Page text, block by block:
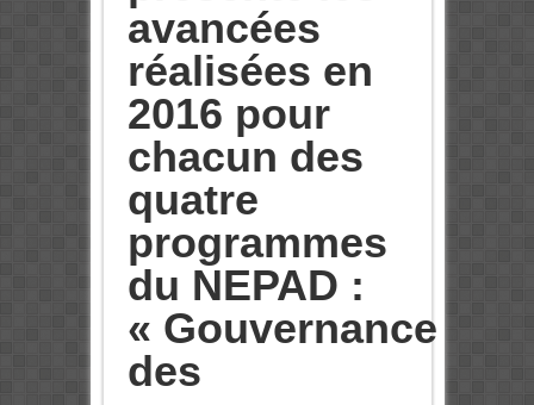
avancées
réalisées en
2016 pour
chacun des
quatre
programmes
du NEPAD :
« Gouvernance
des